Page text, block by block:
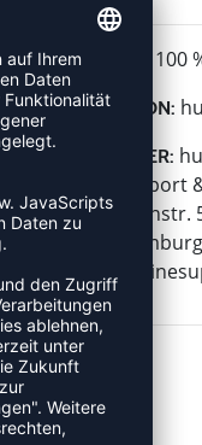
MATERIAL: 100
KOLLEKTION:
HERSTELLER:
hummel sport
Leverkusenstr.
22761 Hamburg
E-Mail: